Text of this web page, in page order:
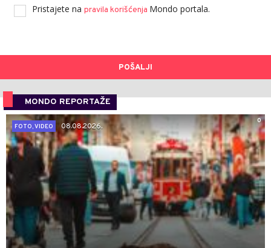
Pristajete na pravila korišćenja Mondo portala.
POŠALJI
MONDO REPORTAŽE
0
FOTO, VIDEO
08.08.2026.